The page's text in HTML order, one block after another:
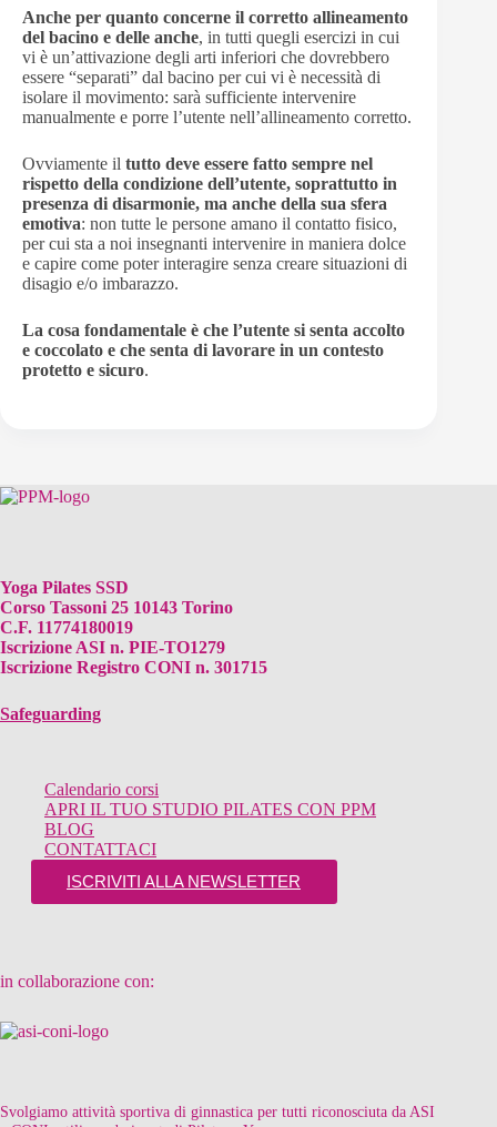
Anche per quanto concerne il corretto allineamento
del bacino e delle anche, in tutti quegli esercizi in cui
vi è un’attivazione degli arti inferiori che dovrebbero
essere “separati” dal bacino per cui vi è necessità di
isolare il movimento: sarà sufficiente intervenire
manualmente e porre l’utente nell’allineamento corretto.
Ovviamente il tutto deve essere fatto sempre nel
rispetto della condizione dell’utente, soprattutto in
presenza di disarmonie, ma anche della sua sfera
emotiva: non tutte le persone amano il contatto fisico,
per cui sta a noi insegnanti intervenire in maniera dolce
e capire come poter interagire senza creare situazioni di
disagio e/o imbarazzo.
La cosa fondamentale è che l’utente si senta accolto
e coccolato e che senta di lavorare in un contesto
protetto e sicuro.
Yoga Pilates SSD
Corso Tassoni 25 10143 Torino
C.F. 11774180019
Iscrizione ASI n. PIE-TO1279
Iscrizione Registro CONI n. 301715
Safeguarding
Calendario corsi
APRI IL TUO STUDIO PILATES CON PPM
BLOG
CONTATTACI
ISCRIVITI ALLA NEWSLETTER
in collaborazione con:
Svolgiamo attività sportiva di ginnastica per tutti riconosciuta da ASI